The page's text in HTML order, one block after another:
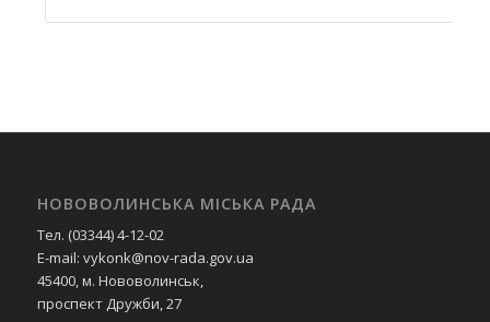
НОВОВОЛИНСЬКА МІСЬКА РАДА
Тел. (03344) 4-12-02
E-mail: vykonk@nov-rada.gov.ua
45400, м. Нововолинськ,
проспект Дружби, 27